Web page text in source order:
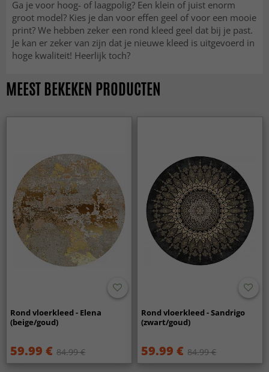
Ga je voor hoog- of laagpolig? Een klein of juist enorm
groot model? Kies je dan voor effen geel of voor een mooie
print? We hebben zeker een rond kleed geel dat bij je past.
Je kan er zeker van zijn dat je nieuwe kleed is uitgevoerd in
hoge kwaliteit! Heerlijk toch?
MEEST BEKEKEN PRODUCTEN
Rond vloerkleed - Elena
(beige/goud)
59.99 € 84.99 €
Rond vloerkleed - Sandrigo
(zwart/goud)
59.99 € 84.99 €